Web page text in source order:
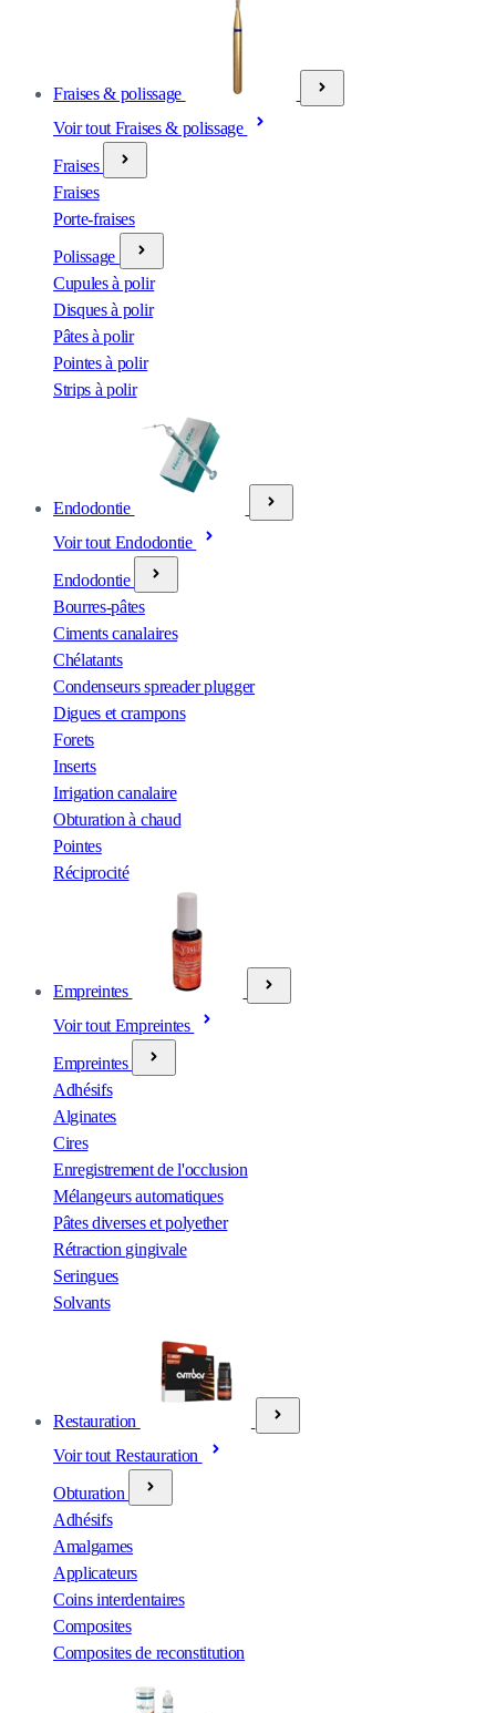
Fraises & polissage
Voir tout Fraises & polissage
Fraises
Fraises
Porte-fraises
Polissage
Cupules à polir
Disques à polir
Pâtes à polir
Pointes à polir
Strips à polir
Endodontie
Voir tout Endodontie
Endodontie
Bourres-pâtes
Ciments canalaires
Chélatants
Condenseurs spreader plugger
Digues et crampons
Forets
Inserts
Irrigation canalaire
Obturation à chaud
Pointes
Réciprocité
Empreintes
Voir tout Empreintes
Empreintes
Adhésifs
Alginates
Cires
Enregistrement de l'occlusion
Mélangeurs automatiques
Pâtes diverses et polyether
Rétraction gingivale
Seringues
Solvants
Restauration
Voir tout Restauration
Obturation
Adhésifs
Amalgames
Applicateurs
Coins interdentaires
Composites
Composites de reconstitution